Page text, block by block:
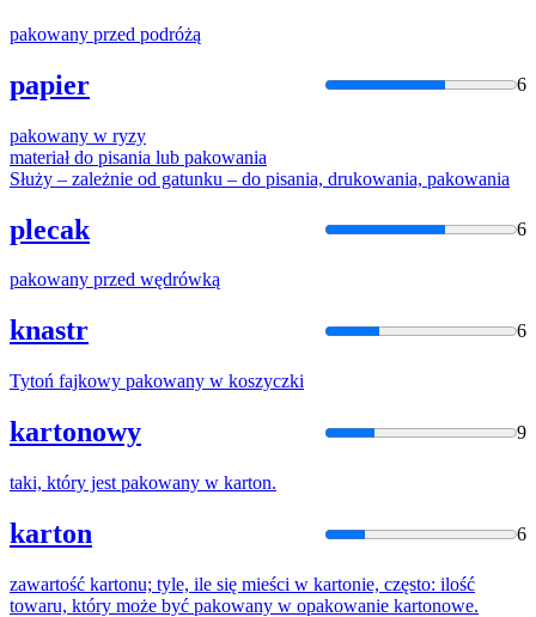
pakowany przed podróżą
papier 6
pakowany w ryzy
materiał do pisania lub pakowania
Służy – zależnie od gatunku – do pisania, drukowania, pakowania
plecak 6
pakowany przed wędrówką
knastr 6
Tytoń fajkowy pakowany w koszyczki
kartonowy 9
taki, który jest pakowany w karton.
karton 6
zawartość kartonu; tyle, ile się mieści w kartonie, często: ilość
towaru, który może być pakowany w opakowanie kartonowe.